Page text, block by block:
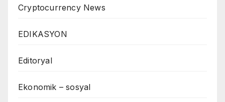
Cryptocurrency News
EDIKASYON
Editoryal
Ekonomik – sosyal